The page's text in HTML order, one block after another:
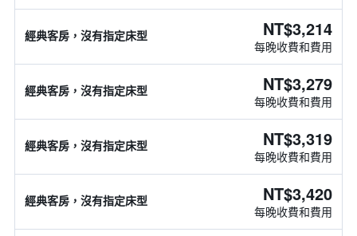
經典客房，沒有指定床型 NT$3,214
每晚收費和費用
經典客房，沒有指定床型 NT$3,279
每晚收費和費用
經典客房，沒有指定床型 NT$3,319
每晚收費和費用
經典客房，沒有指定床型 NT$3,420
每晚收費和費用